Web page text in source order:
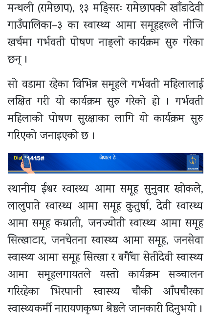
मन्थली (रामेछाप), १३ मङ्सिरः रामेछापको खाँडादेवी
गाउँपालिका–३ का स्वास्थ्य आमा समूहहरूले नीजि
खर्चमा गर्भवती पोषण नाङ्लो कार्यक्रम सुरु गरेका
छन् ।
सो वडामा रहेका विभिन्न समूहले गर्भवती महिलालाई
लक्षित गरी यो कार्यक्रम सुरु गरेको हो । गर्भवती
महिलाको पोषण सुरक्षाका लागि यो कार्यक्रम सुरु
गरिएको जनाइएको छ ।
स्थानीय ईश्वर स्वास्थ्य आमा समूह सुनुवार खोकले,
लालुपाते स्वास्थ्य आमा समूह कुतुर्षा, देवी स्वास्थ्य
आमा समूह कम्राती, जनज्योती स्वास्थ्य आमा समूह
सित्खाटार, जनचेतना स्वास्थ्य आमा समूह, जनसेवा
स्वास्थ्य आमा समूह सित्खा र बगैँचा सेतीदेवी स्वास्थ्य
आमा समूहलगायतले यस्तो कार्यक्रम सञ्चालन
गरिरहेका भिरपानी स्वास्थ्य चौकी आँपचौरका
स्वास्थ्यकर्मी नारायणकृष्ण श्रेष्ठले जानकारी दिनुभयो ।